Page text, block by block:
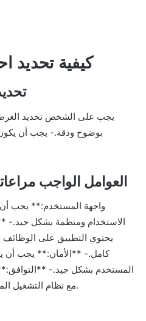
كيفية تحديد
بوضوح ودقة.- يجب أن
العوامل الواجب
الاستخدام ومنظمة بشكل جيد.-
يحتوي التطبيق على الوظائف
كامل.- **الأمان:** يجب أن
المستخدم بشكل جيد.-
مع نظام التشغيل المستخدم لضمان التجربة السلسة.